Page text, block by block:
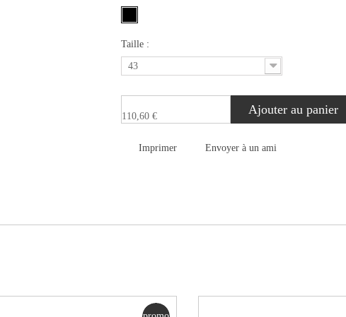
Taille :
43
110,60 € Ajouter au panier
Imprimer Envoyer à un ami